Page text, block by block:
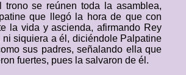
trono se reúnen toda la asamblea,
que llegó la hora de que con
la vida y ascienda, afirmando Rey
ni siquiera a él, diciéndole Palpatine
sus padres, señalando ella que
fuertes, pues la salvaron de él.